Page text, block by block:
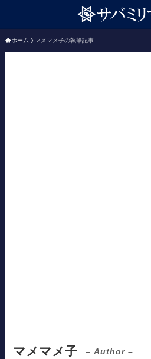
ホーム マメマメ子の執筆記事
マメマメ子 – Author –